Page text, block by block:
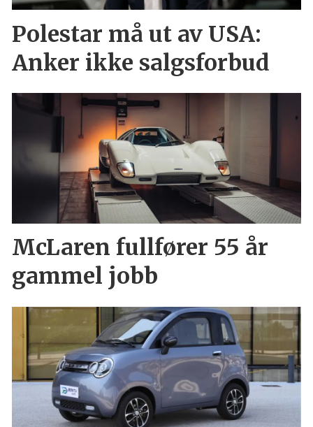
Polestar må ut av USA:
Anker ikke salgsforbud
McLaren fullfører 55 år
gammel jobb